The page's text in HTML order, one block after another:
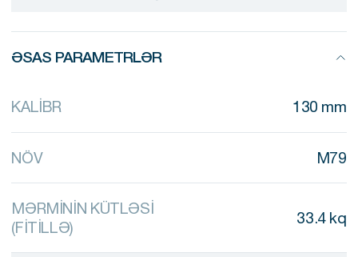
ƏSAS PARAMETRLƏR
KALİBR 130 mm
NÖV M79
MƏRMİNİN KÜTLƏSİ
(FİTİLLƏ)
33.4 kq